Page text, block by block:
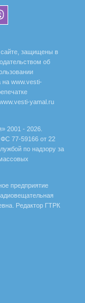
сайте, защищены в
об
на www.vesti-
yamal.ru
2001 - 2026.
77-59166 от 22
по надзору за
предприятие
Редактор ГТРК